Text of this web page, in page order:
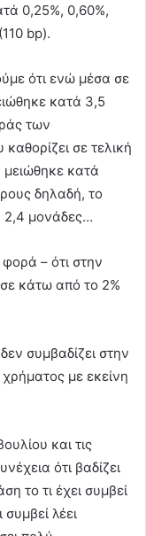
0,25%, 0,60%,
bp).
ότι ενώ μέσα σε
κατά 3,5
των
σε τελική
κατά
δηλαδή, το
2,4 μονάδες…
– ότι στην
κάτω από το 2%
συμβαδίζει στην
με εκείνη
και τις
ότι βαδίζει
το τι έχει συμβεί
λέει